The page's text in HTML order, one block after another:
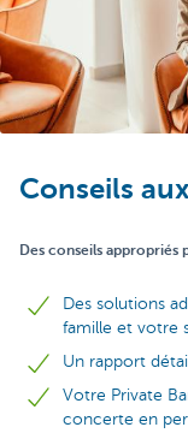
Conseils
Des conseils
Des solutions
famille et votre
Un rapport
Votre Private
concerte en